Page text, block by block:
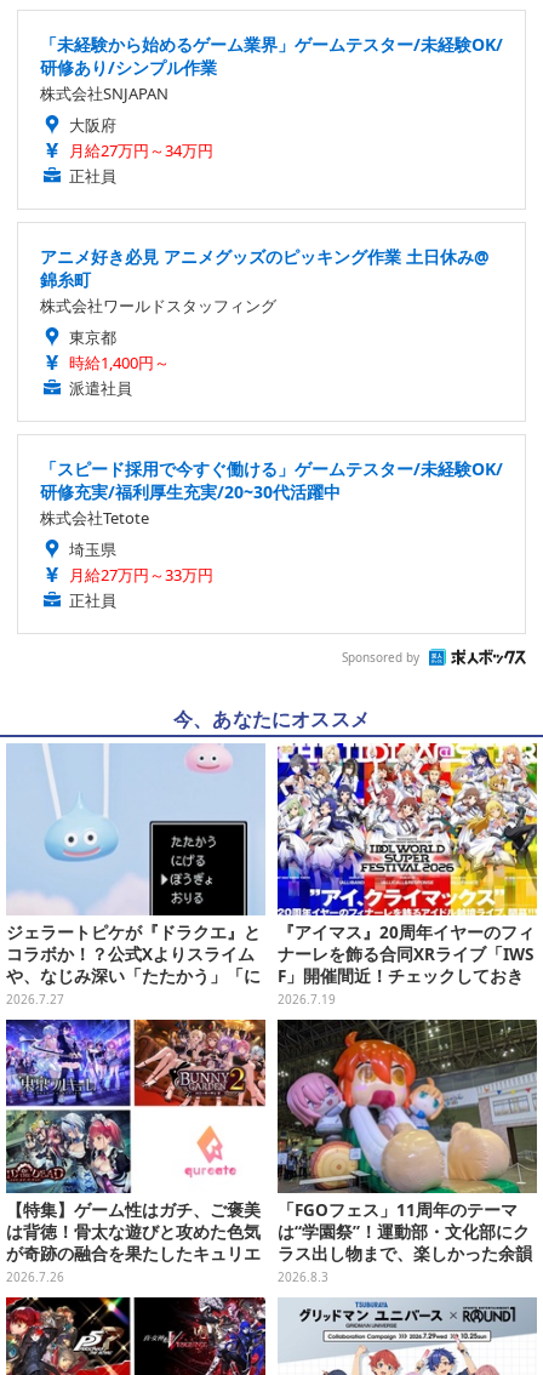
「未経験から始めるゲーム業界」ゲームテスター/未経験OK/
研修あり/シンプル作業
株式会社SNJAPAN
大阪府
月給27万円～34万円
正社員
アニメ好き必見 アニメグッズのピッキング作業 土日休み@
錦糸町
株式会社ワールドスタッフィング
東京都
時給1,400円～
派遣社員
「スピード採用で今すぐ働ける」ゲームテスター/未経験OK/
研修充実/福利厚生充実/20~30代活躍中
株式会社Tetote
埼玉県
月給27万円～33万円
正社員
Sponsored by
今、あなたにオススメ
ジェラートピケが『ドラクエ』と
コラボか！？公式Xよりスライム
や、なじみ深い「たたかう」「に
げる」のコマンドウィンドウが投
稿
2026.7.27
『アイマス』20周年イヤーのフィ
ナーレを飾る合同XRライブ「IWS
F」開催間近！チェックしておき
たい楽曲を各公演テーマ毎に紹介
【特集】
2026.7.19
【特集】ゲーム性はガチ、ご褒美
は背徳！骨太な遊びと攻めた色気
が奇跡の融合を果たしたキュリエ
イトのおすすめ3選がどれも最高
に罪深い
2026.7.26
「FGOフェス」11周年のテーマ
は“学園祭”！運動部・文化部にク
ラス出し物まで、楽しかった余韻
が残る思い出を写真たっぷりでお
届け【写真180枚】
2026.8.3